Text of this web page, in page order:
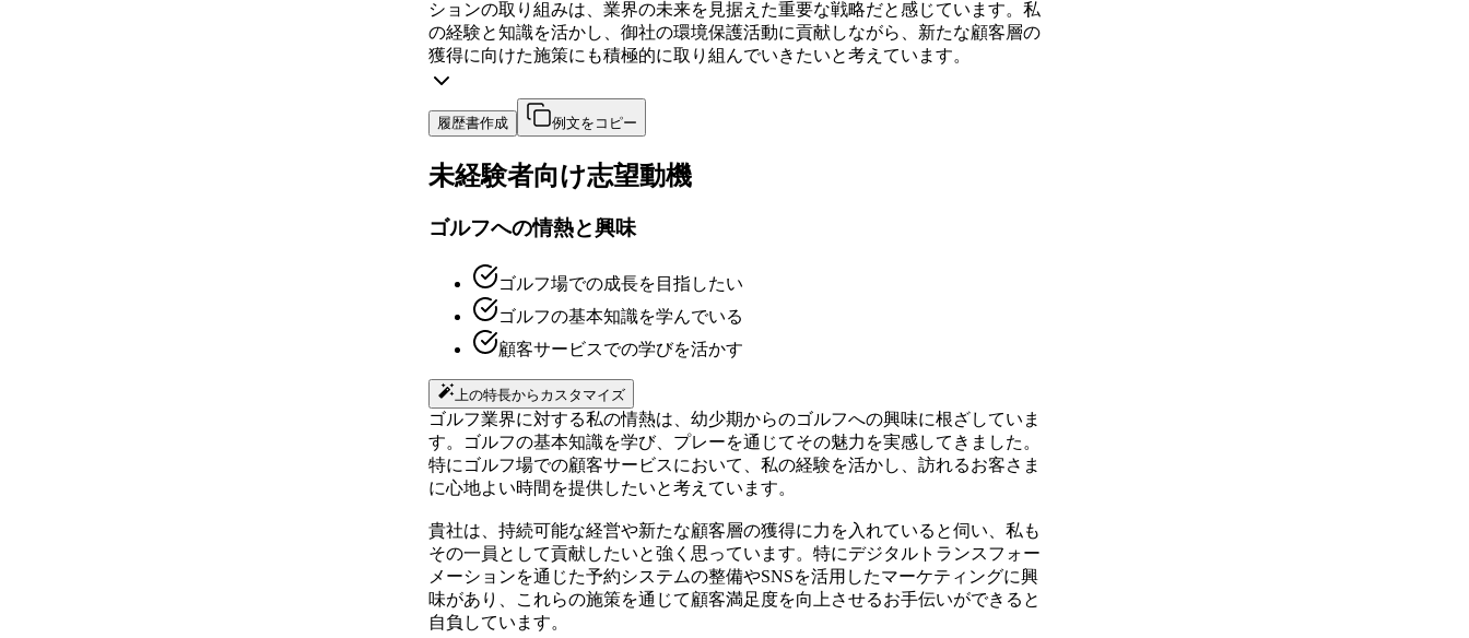
ションの取り組みは、業界の未来を見据えた重要な戦略だと感じています。私
の経験と知識を活かし、御社の環境保護活動に貢献しながら、新たな顧客層の
獲得に向けた施策にも積極的に取り組んでいきたいと考えています。
履歴書作成 例文をコピー
未経験者向け志望動機
ゴルフへの情熱と興味
ゴルフ場での成長を目指したい
ゴルフの基本知識を学んでいる
顧客サービスでの学びを活かす
上の特長からカスタマイズ
ゴルフ業界に対する私の情熱は、幼少期からのゴルフへの興味に根ざしていま
す。ゴルフの基本知識を学び、プレーを通じてその魅力を実感してきました。
特にゴルフ場での顧客サービスにおいて、私の経験を活かし、訪れるお客さま
に心地よい時間を提供したいと考えています。
貴社は、持続可能な経営や新たな顧客層の獲得に力を入れていると伺い、私も
その一員として貢献したいと強く思っています。特にデジタルトランスフォー
メーションを通じた予約システムの整備やSNSを活用したマーケティングに興
味があり、これらの施策を通じて顧客満足度を向上させるお手伝いができると
自負しています。